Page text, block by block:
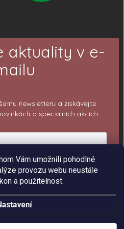
Vám umožnili pohodlné
provozu webu neustále
a použitelnost.
aktuality v e-
newsletteru a získávejte
a speciálních akcích.
K ODBĚRU
radostí. Všechna práva vyhrazena.Upravit